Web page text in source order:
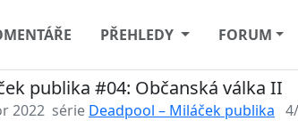
PŘEHLEDY FORUM
publika #04: Občanská válka II
2022 série Deadpool – Miláček publika